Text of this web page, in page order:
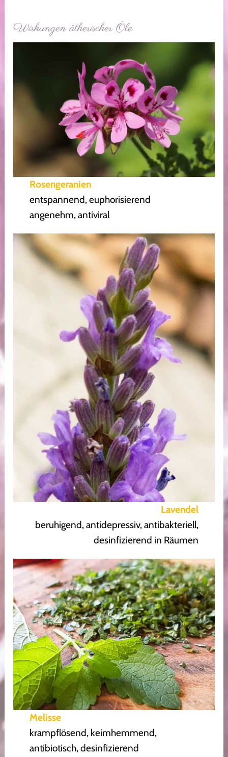
Wirkungen ätherischer Öle
Rosengeranien
entspannend, euphorisierend
angenehm, antiviral
Lavendel
beruhigend, antidepressiv, antibakteriell,
desinfizierend in Räumen
Melisse
krampflösend, keimhemmend,
antibiotisch, desinfizierend